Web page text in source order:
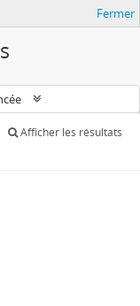
Fermer
Afficher les résultats